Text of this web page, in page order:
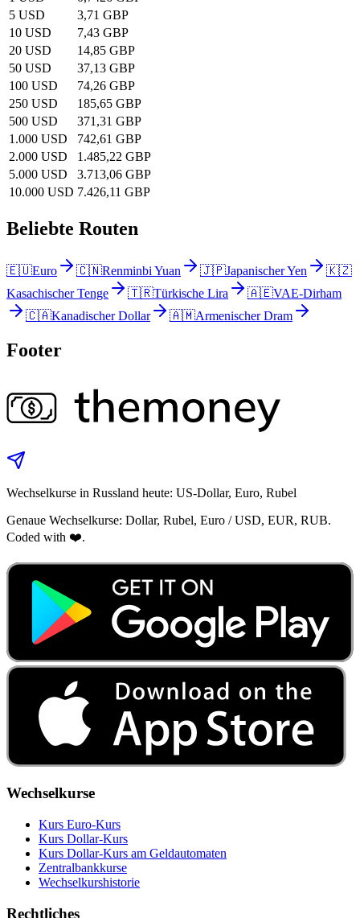
5 USD
3,71 GBP
10 USD
7,43 GBP
20 USD
14,85 GBP
50 USD
37,13 GBP
100 USD
74,26 GBP
250 USD
185,65 GBP
500 USD
371,31 GBP
1.000 USD
742,61 GBP
2.000 USD
1.485,22 GBP
5.000 USD
3.713,06 GBP
10.000 USD 7.426,11 GBP
Beliebte Routen
🇪🇺Euro 🇨🇳Renminbi Yuan 🇯🇵Japanischer Yen
🇰🇿
Kasachischer Tenge
🇹🇷Türkische Lira 🇦🇪VAE-Dirham
🇨🇦Kanadischer Dollar 🇦🇲Armenischer Dram
Footer
Wechselkurse in Russland heute: US-Dollar, Euro, Rubel
Genaue Wechselkurse: Dollar, Rubel, Euro / USD, EUR, RUB.
Coded with ❤️.
Wechselkurse
Kurs Euro-Kurs
Kurs Dollar-Kurs
Kurs Dollar-Kurs am Geldautomaten
Zentralbankkurse
Wechselkurshistorie
Rechtliches